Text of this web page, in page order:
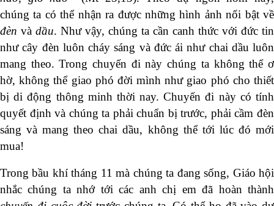
chúng ta có thể nhận ra được những hình ảnh nổi bật về
đèn và dầu. Như vậy, chúng ta cần canh thức với đức tin
như cây đèn luôn cháy sáng và đức ái như chai dầu luôn
mang theo. Trong chuyến đi này chúng ta không thể ơ
hờ, không thể giao phó đời mình như giao phó cho thiết
bị di động thông minh thời nay. Chuyến đi này có tính
quyết định và chúng ta phải chuẩn bị trước, phải cầm đèn
sáng và mang theo chai dầu, không thể tới lúc đó mới
mua!
Trong bầu khí tháng 11 mà chúng ta đang sống, Giáo hội
nhắc chúng ta nhớ tới các anh chị em đã hoàn thành